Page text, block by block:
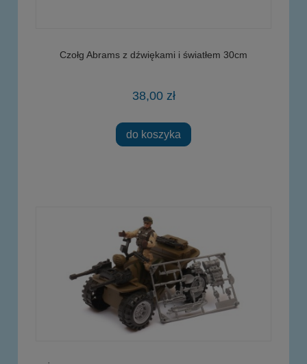
Czołg Abrams z dźwiękami i światłem 30cm
38,00 zł
do koszyka